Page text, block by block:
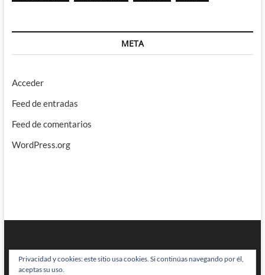
META
Acceder
Feed de entradas
Feed de comentarios
WordPress.org
Privacidad y cookies: este sitio usa cookies. Si continúas navegando por él,
aceptas su uso.